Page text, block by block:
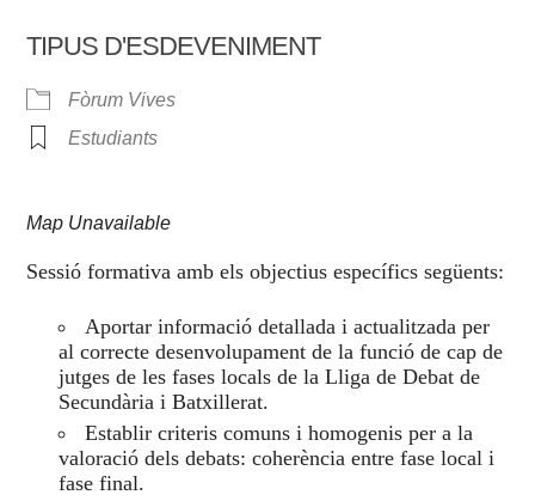
TIPUS D'ESDEVENIMENT
Fòrum Vives
Estudiants
Map Unavailable
Sessió formativa amb els objectius específics següents:
Aportar informació detallada i actualitzada per
al correcte desenvolupament de la funció de cap de
jutges de les fases locals de la Lliga de Debat de
Secundària i Batxillerat.
Establir criteris comuns i homogenis per a la
valoració dels debats: coherència entre fase local i
fase final.